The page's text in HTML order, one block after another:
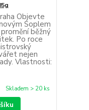
Objevte
Soplem
běžný
Po roce
nejen
Vlastnosti:
Skladem > 20 ks